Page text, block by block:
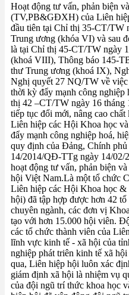
Hoạt động tư vấn, phản biện
(TV,PB&GĐXH) của Liên
đầu tiên tại Chỉ thị 35-CT/TW
Trung ương (khóa VI) và sau
là tại Chỉ thị 45-CT/TW ngày
(khoá VIII), Thông báo 145-
thư Trung ương (khoá IX),
Nghị quyết 27 NQ/TW về
thời kỳ đẩy mạnh công nghiệp
thị 42 –CT/TW ngày 16 tháng
tiếp tục đổi mới, nâng cao
Liên hiệp các Hội Khoa học
đẩy mạnh công nghiệp hoá,
quy định của Đảng, Chính phủ
14/2014/QĐ-TTg ngày 14/02/
hoạt động tư vấn, phản biện
hội Việt Nam.Là một tổ chức
Liên hiệp các Hội Khoa học
hội) đã tập hợp được hơn 42
chuyên ngành, các đơn vị
tạo với hơn 15.000 hội viên.
các tổ chức thành viên của
lĩnh vực kinh tế - xã hội của
nghiệp phát triên kinh tế xã
qua, Liên hiệp hội luôn xác
giám định xã hội là nhiệm vụ
của đội ngũ trí thức khoa học